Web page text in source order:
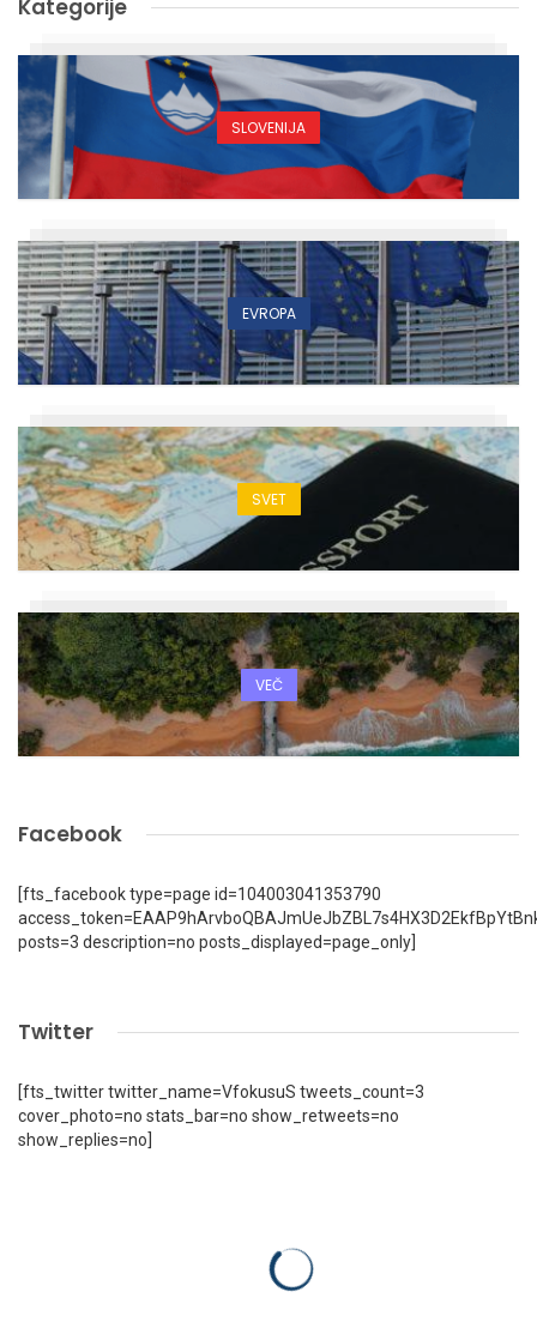
Kategorije
SLOVENIJA
EVROPA
SVET
VEČ
Facebook
[fts_facebook type=page id=104003041353790
posts=3 description=no posts_displayed=page_only]
Twitter
[fts_twitter twitter_name=VfokusuS tweets_count=3
cover_photo=no stats_bar=no show_retweets=no
show_replies=no]